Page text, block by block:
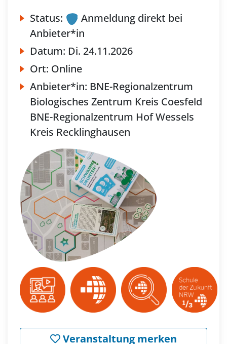
Status:
Anmeldung direkt bei
Anbieter*in
Datum: Di. 24.11.2026
Ort: Online
Anbieter*in: BNE-Regionalzentrum
Biologisches Zentrum Kreis Coesfeld
BNE-Regionalzentrum Hof Wessels
Kreis Recklinghausen
Veranstaltung merken